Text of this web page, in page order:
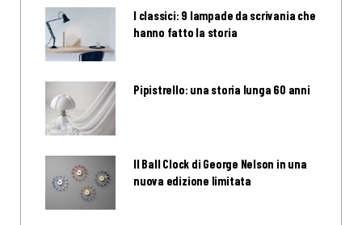
I classici: 9 lampade da scrivania che
hanno fatto la storia
Pipistrello: una storia lunga 60 anni
Il Ball Clock di George Nelson in una
nuova edizione limitata